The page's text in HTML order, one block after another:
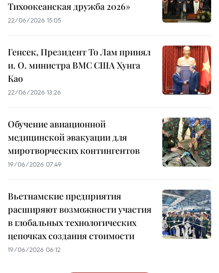
Тихоокеанская дружба 2026»
22/06/2026 15:05
Генсек, Президент То Лам принял
и. О. министра ВМС США Хунга
Као
22/06/2026 13:26
Обучение авиационной
медицинской эвакуации для
миротворческих контингентов
19/06/2026 07:49
Вьетнамские предприятия
расширяют возможности участия
в глобальных технологических
цепочках создания стоимости
19/06/2026 06:12